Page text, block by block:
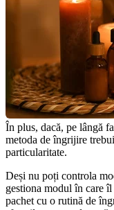
În plus, dacă, pe lângă
metoda de îngrijire
particularitate.
Deși nu poți controla
gestiona modul în care
pachet cu o rutină de